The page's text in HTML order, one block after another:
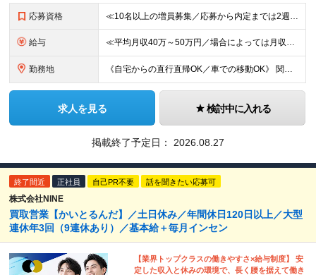
応募資格 ≪10名以上の増員募集／応募から内定までは2週間！≫ ≪未経験スタートが90％以上／必要なのは自動車免許のみ≫ ★20～40代を中心に幅広い世代の方が活躍中！ ■学歴不問 ■未経験OK ■普通自動車免
給与 ≪平均月収40万～50万円／場合によっては月収100万円も可≫ ≪1年目想定年収480万円～600万円！≫ ◆完全出来高制 ※開業後、5ヶ月間は売上補填制度あり（売上額による） ◎技術研修期間(2ヶ
勤務地 《自宅からの直行直帰OK／車での移動OK》 関東、近畿、東海、九州、北海道、東北、北陸、中国の各エリア ★希望地域を優先します ・南関東エリア(神奈川/東京/埼玉/千葉) ・近畿エリア(大阪/兵庫/
求人を見る 検討中に入れる
掲載終了予定日： 2026.08.27
終了間近 正社員 自己PR不要 話を聞きたい応募可
株式会社NINE
買取営業【かいとるんだ】／土日休み／年間休日120日以上／⼤型
連休年3回（9連休あり）／基本給＋毎⽉インセン
【業界トップクラスの働きやすさ×給与制度】 安
定した収⼊と休みの環境で、⻑く腰を据えて働き